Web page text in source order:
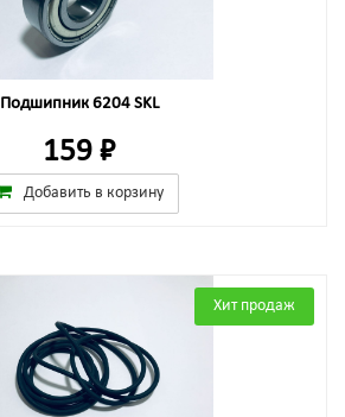
Подшипник 6204 SKL
159 ₽
Добавить в корзину
Хит продаж